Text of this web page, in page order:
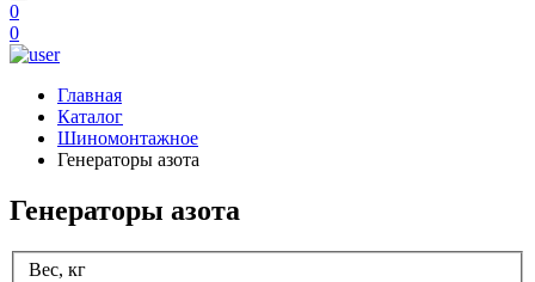
0
0
Главная
Каталог
Шиномонтажное
Генераторы азота
Генераторы азота
Вес, кг